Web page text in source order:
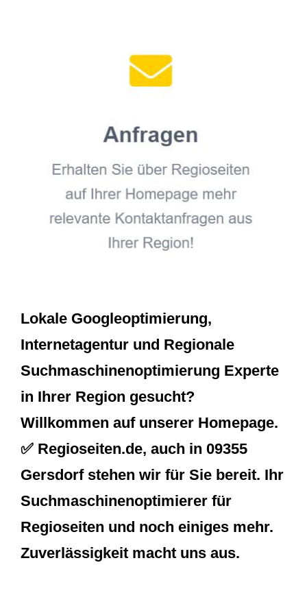
Lokale Googleoptimierung,
Internetagentur und Regionale
Suchmaschinenoptimierung Experte
in Ihrer Region gesucht?
Willkommen auf unserer Homepage.
✅ Regioseiten.de, auch in 09355
Gersdorf stehen wir für Sie bereit. Ihr
Suchmaschinenoptimierer für
Regioseiten und noch einiges mehr.
Zuverlässigkeit macht uns aus.